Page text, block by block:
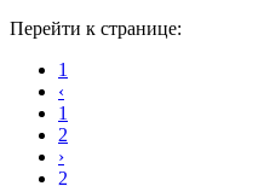
Перейти к странице:
1
‹
1
2
›
2